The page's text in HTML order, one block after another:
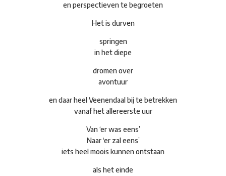
en perspectieven te begroeten
Het is durven
springen
in het diepe
dromen over
avontuur
en daar heel Veenendaal bij te betrekken
vanaf het allereerste uur
Van ‘er was eens’
Naar ‘er zal eens’
iets heel moois kunnen ontstaan
als het einde